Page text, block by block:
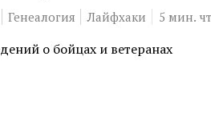
Генеалогия Лайфхаки 5 мин.
о бойцах и ветеранах